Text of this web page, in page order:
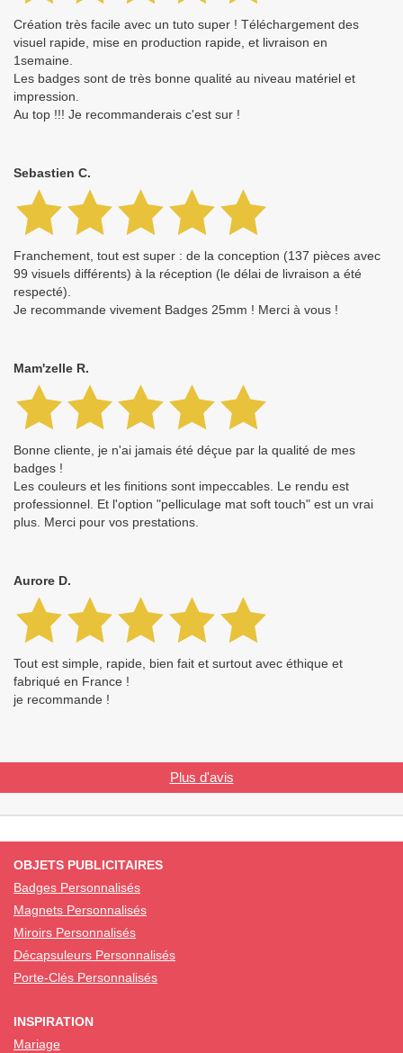
Création très facile avec un tuto super ! Téléchargement des
visuel rapide, mise en production rapide, et livraison en
1semaine.
Les badges sont de très bonne qualité au niveau matériel et
impression.
Au top !!! Je recommanderais c'est sur !
Sebastien C.
Franchement, tout est super : de la conception (137 pièces avec
99 visuels différents) à la réception (le délai de livraison a été
respecté).
Je recommande vivement Badges 25mm ! Merci à vous !
Mam'zelle R.
Bonne cliente, je n'ai jamais été déçue par la qualité de mes
badges !
Les couleurs et les finitions sont impeccables. Le rendu est
professionnel. Et l'option "pelliculage mat soft touch" est un vrai
plus. Merci pour vos prestations.
Aurore D.
Tout est simple, rapide, bien fait et surtout avec éthique et
fabriqué en France !
je recommande !
Plus d'avis
OBJETS PUBLICITAIRES
Badges Personnalisés
Magnets Personnalisés
Miroirs Personnalisés
Décapsuleurs Personnalisés
Porte-Clés Personnalisés
INSPIRATION
Mariage